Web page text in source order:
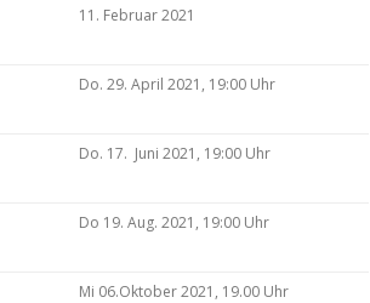
11. Februar 2021
Do. 29. April 2021, 19:00 Uhr
Do. 17. Juni 2021, 19:00 Uhr
Do 19. Aug. 2021, 19:00 Uhr
Mi 06.Oktober 2021, 19.00 Uhr